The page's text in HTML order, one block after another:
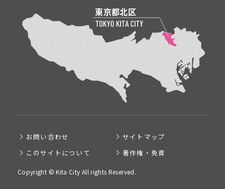
お問い合わせ
サイトマップ
このサイトについて
著作権・免責
Copyright © Kita City All rights Reserved.